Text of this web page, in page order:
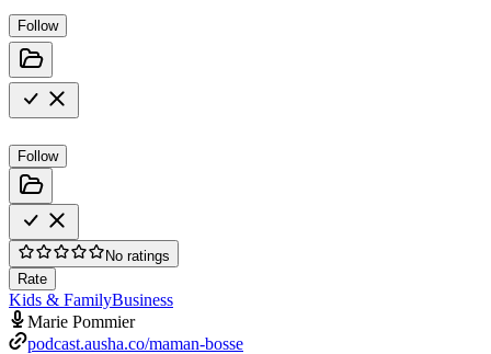
Follow
Follow
No ratings
Rate
Kids & FamilyBusiness
Marie Pommier
podcast.ausha.co/maman-bosse